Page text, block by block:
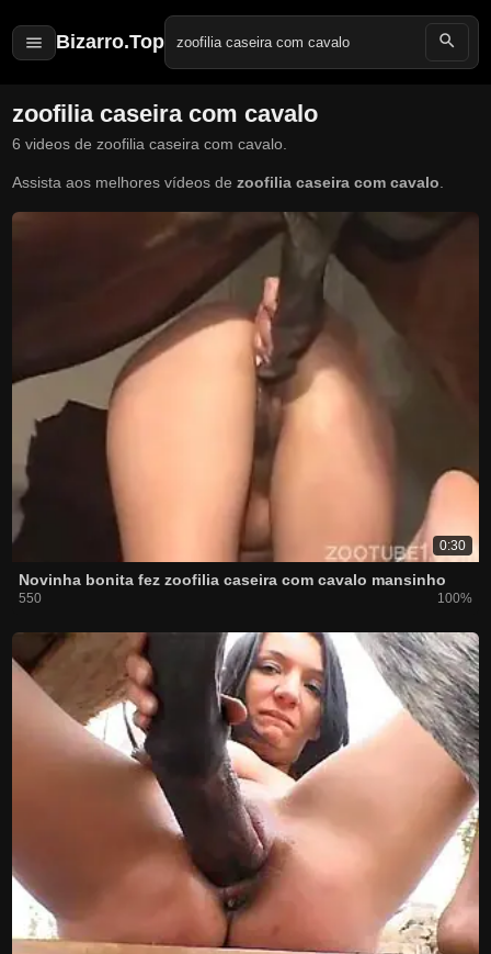
Bizarro.Top
Search
for:
zoofilia caseira com cavalo
6 videos de zoofilia caseira com cavalo.
Assista aos melhores vídeos dezoofilia caseira com cavalo
0:30
Novinha bonita fez zoofilia caseira com cavalo mansinho
550 100%